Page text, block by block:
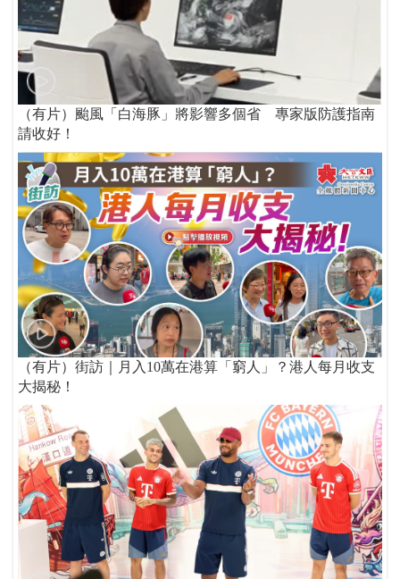
（有片）颱風「白海豚」將影響多個省 專家版防護指南
請收好！
（有片）街訪｜月入10萬在港算「窮人」？港人每月收支
大揭秘！